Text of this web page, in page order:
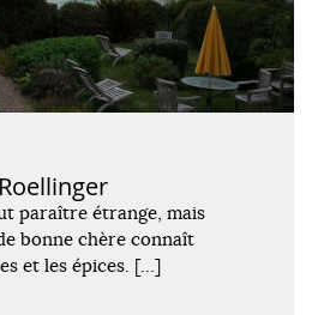
paraître étrange, mais
bonne chère connaît
et les épices. […]